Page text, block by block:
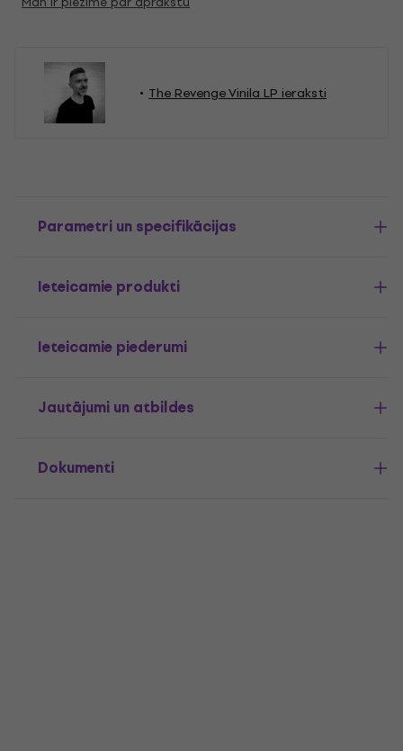
The Revenge Vinila LP ieraksti
Parametri un specifikācijas
Ieteicamie produkti
Ieteicamie piederumi
Jautājumi un atbildes
Dokumenti